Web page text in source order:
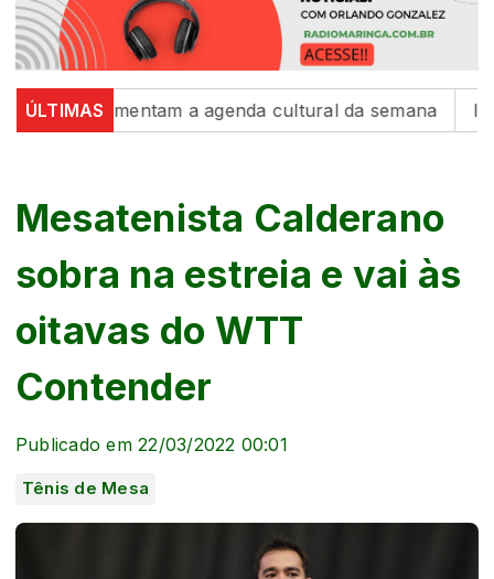
ÚLTIMAS
movimentam a agenda cultural da semana
Mesatenista Calderano
sobra na estreia e vai às
oitavas do WTT
Contender
Publicado em 22/03/2022 00:01
Tênis de Mesa